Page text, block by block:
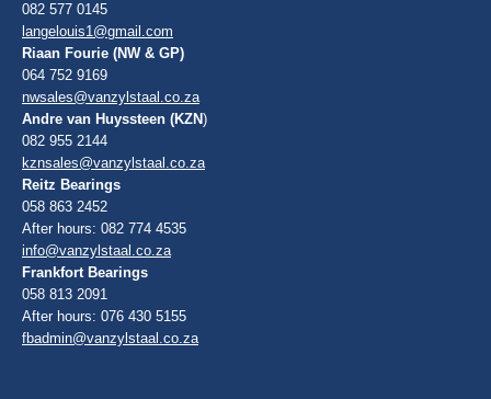
082 577 0145
langelouis1@gmail.com
Riaan Fourie (NW & GP)
064 752 9169
nwsales@vanzylstaal.co.za
Andre van Huyssteen (KZN)
082 955 2144
kznsales@vanzylstaal.co.za
Reitz Bearings
058 863 2452
After hours: 082 774 4535
info@vanzylstaal.co.za
Frankfort Bearings
058 813 2091
After hours: 076 430 5155
fbadmin@vanzylstaal.co.za